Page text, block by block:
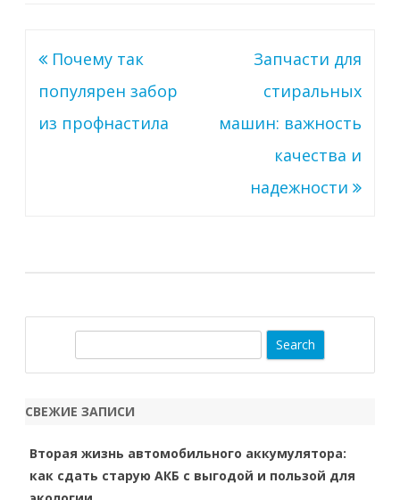
Навигация
по
записям
Почему так
популярен забор
из профнастила
Запчасти для
стиральных
машин: важность
качества и
надежности
r
h
СВЕЖИЕ ЗАПИСИ
Вторая жизнь автомобильного аккумулятора:
как сдать старую АКБ с выгодой и пользой для